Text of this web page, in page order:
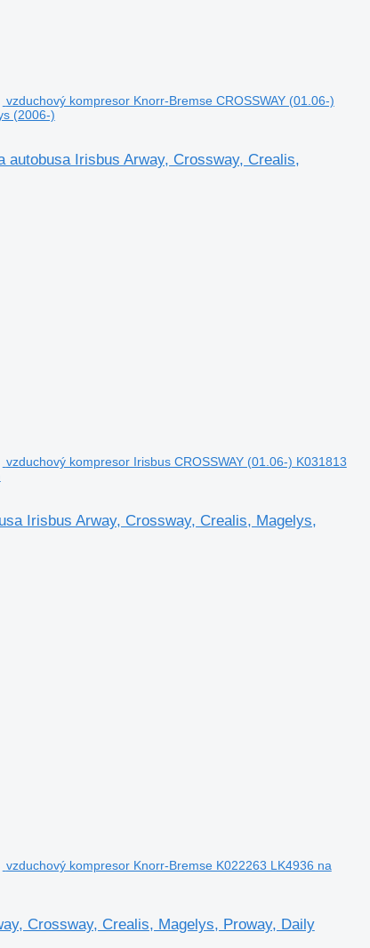
vzduchový kompresor Knorr-Bremse CROSSWAY (01.06-)
(2006-)
autobusa Irisbus Arway, Crossway, Crealis,
vzduchový kompresor Irisbus CROSSWAY (01.06-) K031813
Irisbus Arway, Crossway, Crealis, Magelys,
vzduchový kompresor Knorr-Bremse K022263 LK4936 na
Crossway, Crealis, Magelys, Proway, Daily